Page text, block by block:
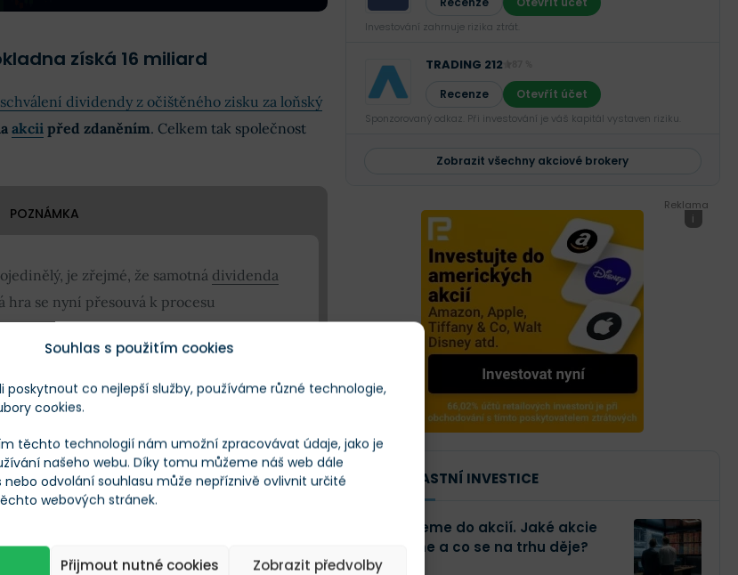
Souhlas s použitím cookies
poskytnout co nejlepší služby, používáme různé technologie,
cookies.
těchto technologií nám umožní zpracovávat údaje, jako je
našeho webu. Díky tomu můžeme náš web dále
nebo odvolání souhlasu může nepříznivě ovlivnit určité
webových stránek.
Přijmout nutné cookies Zobrazit předvolby
získá 16 miliard
schválení dividendy z očištěného zisku za loňský
akciipřed zdaněním. Celkem tak společnost
POZNÁMKA
je zřejmé, že samotná dividenda
hra se nyní přesouvá k procesu
obdrželi 47 Kč na akcii, jde o mírný
podílem si z tohoto koláče ukrojí přibližně
rozpočtu.
Investování zahrnuje rizika ztrát.‎
TRADING 212
Recenze Otevřít účet
Sponzorovaný odkaz. Při investování je váš kapitál vystaven riziku.
Zobrazit všechny akciové brokery
Reklama
i
NAŠE VLASTNÍ INVESTICE
Investujeme do akcií. Jaké akcie
kupujeme a co se na trhu děje?